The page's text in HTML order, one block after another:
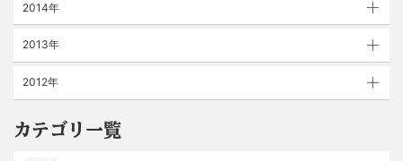
2014年
2013年
2012年
カテゴリ一覧